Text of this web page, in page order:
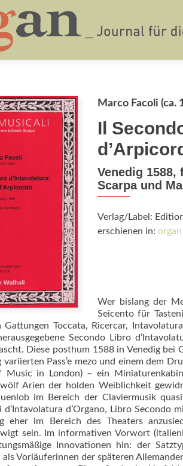
Marco Facoli (ca.
Il
Venedig
Scarpa und
Verlag/Label:
erschienen in:
Wer bislang der
Seicento für
Gattungen Toccata, Ricercar,
Secondo Libro
Diese posthum 1588 in Venedig
variierten Pass’e mezo und einem dem
Music in London) – ein
Arien der holden Weiblichkeit
im Bereich der Claviermusik
d’Intavolatura d’Organo, Libro
eher im Bereich des Theaters
sein. Im informativen Vorwort
Innovationen hin: der
als Vorläuferinnen der späteren